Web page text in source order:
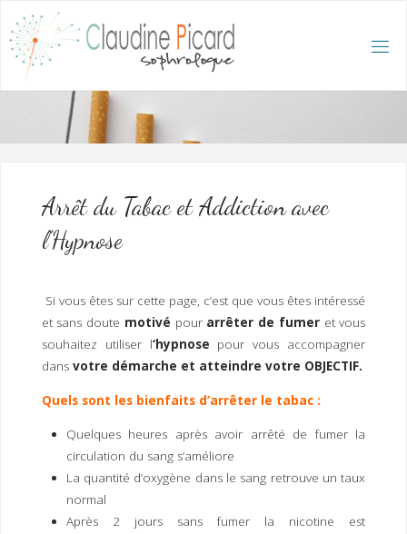
content
DIN
D :
SO
PHR
H P
NOT
HÉR
APE
Q U
R
Arrêt du Tabac et Addiction avec
l’Hypnose
Si vous êtes sur cette page, c’est que vous êtes intéressé
et sans doute motivé pour arrêter de fumeret vous
souhaitez utiliser l‘hypnose pour vous accompagner
dans votre démarche et atteindre votre OBJECTIF.
Quels sont les bienfaits d’arrêter le tabac :
Quelques heures après avoir arrêté de fumer la
circulation du sang s’améliore
La quantité d’oxygène dans le sang retrouve un taux
normal
Après 2 jours sans fumer la nicotine est